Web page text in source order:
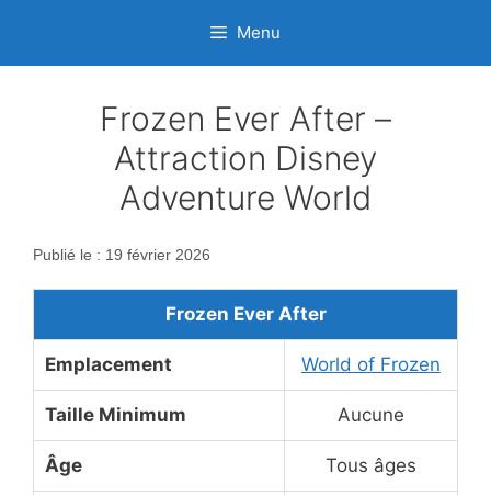
contenu
Menu
Frozen Ever After –
Attraction Disney
Adventure World
Publié le : 19 février 2026
Frozen Ever After
Emplacement World of Frozen
Taille Minimum Aucune
Âge Tous âges